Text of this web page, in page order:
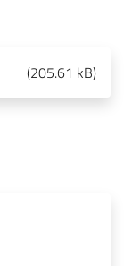
(205.61 kB)